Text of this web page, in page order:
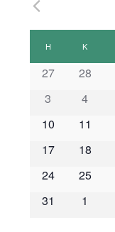
E
m
é
n
H K
27 28
3
4
10
11
17
18
24
25
31
1